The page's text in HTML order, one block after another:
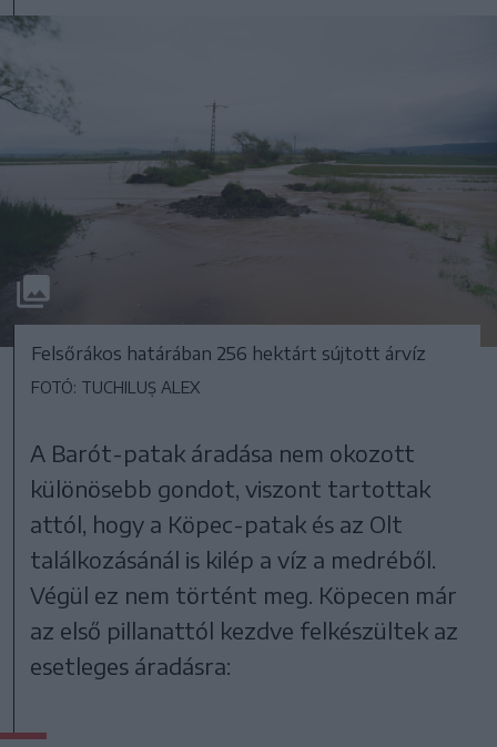
Felsőrákos határában 256 hektárt sújtott árvíz
FOTÓ: TUCHILUȘ ALEX
A Barót-patak áradása nem okozott
különösebb gondot, viszont tartottak
attól, hogy a Köpec-patak és az Olt
találkozásánál is kilép a víz a medréből.
Végül ez nem történt meg. Köpecen már
az első pillanattól kezdve felkészültek az
esetleges áradásra: